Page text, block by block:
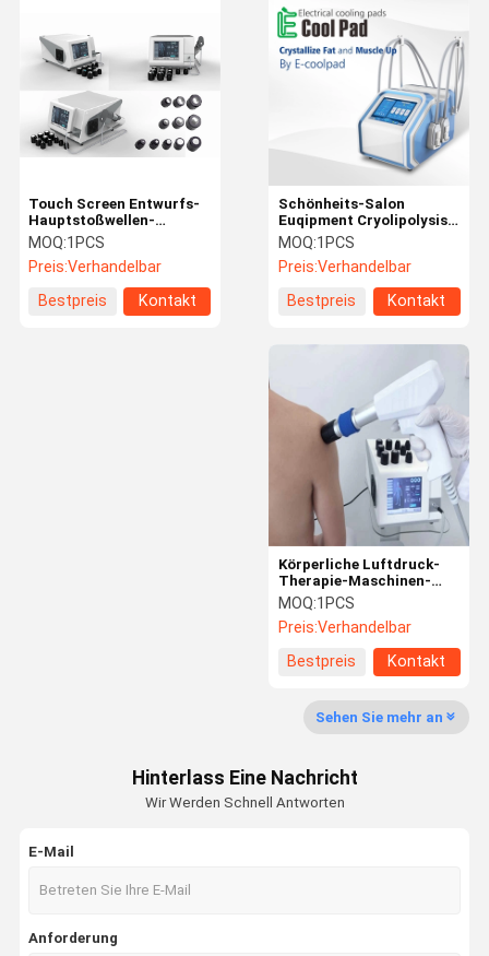
Haus Produkte
Schönheits-Salon
Euqipment Cryolipolysis
EMS Maschinen-CRYO
für Weilght-Verlust mit 4
Griffen
MOQ:1PCS
Preis:Verhandelbar
Bestpreis
Kontakt
Touch Screen Entwurfs-
Hauptstoßwellen-
Therapie-Maschine für
Behandlung der erektilen
Dysfunktion
MOQ:1PCS
Preis:Verhandelbar
Bestpreis
Kontakt
Körperliche Luftdruck-
Therapie-Maschinen-
Hauptgebrauch für
Körper-
Schmerzlinderung 1-
MOQ:1PCS
Preis:Verhandelbar
Bestpreis
Kontakt
Sehen Sie mehr an
Hinterlass Eine Nachricht
Wir Werden Schnell Antworten
E-Mail
Anforderung